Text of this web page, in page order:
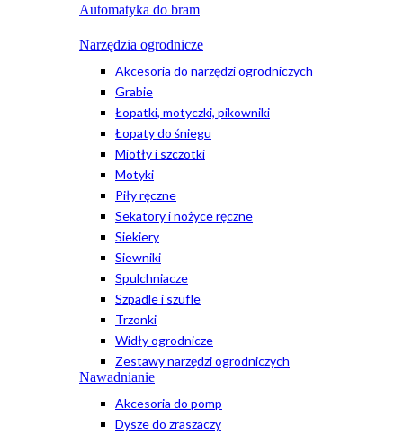
Automatyka do bram
Narzędzia ogrodnicze
Akcesoria do narzędzi ogrodniczych
Grabie
Łopatki, motyczki, pikowniki
Łopaty do śniegu
Miotły i szczotki
Motyki
Piły ręczne
Sekatory i nożyce ręczne
Siekiery
Siewniki
Spulchniacze
Szpadle i szufle
Trzonki
Widły ogrodnicze
Zestawy narzędzi ogrodniczych
Nawadnianie
Akcesoria do pomp
Dysze do zraszaczy